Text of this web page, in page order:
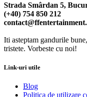
Strada Smârdan 5,
(+40) 754 850 212
Iti asteptam gandurile
tristete. Vorbeste cu noi!
Link-uri utile
Blog
Politica de utilizare